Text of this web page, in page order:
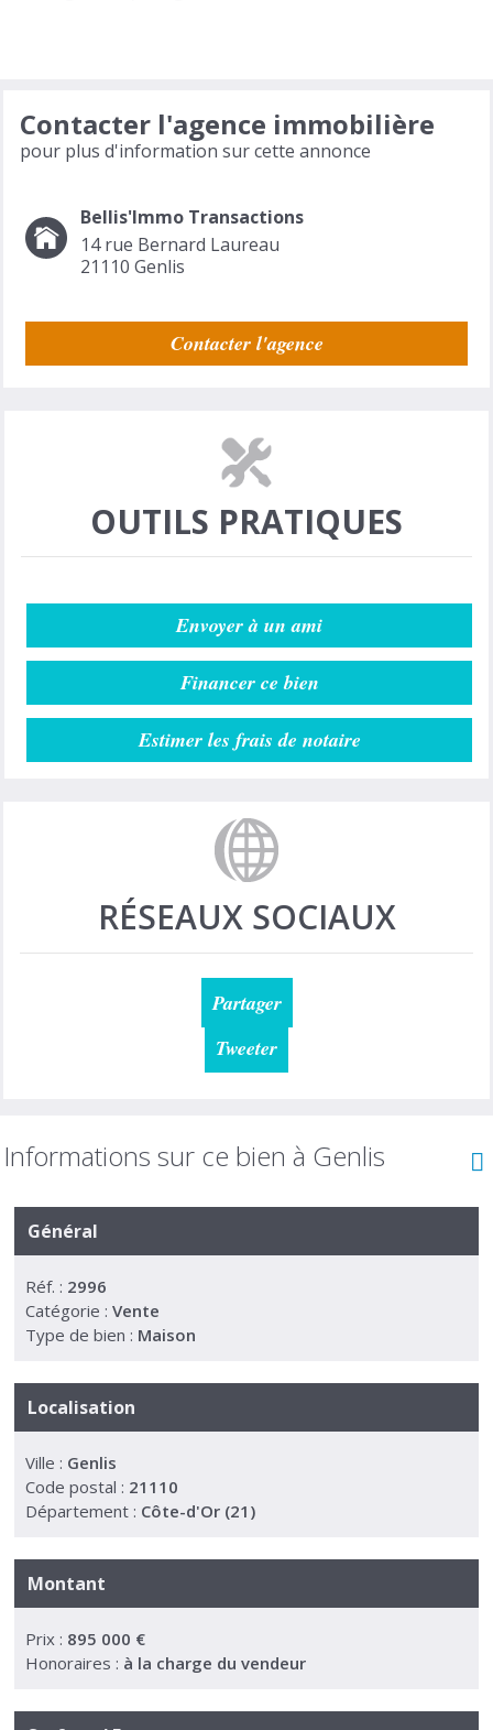
Contacter l'agence immobilière
pour plus d'information sur cette annonce
Bellis'Immo Transactions
14 rue Bernard Laureau
21110 Genlis
Contacter l'agence
OUTILS PRATIQUES
Envoyer à un ami
Financer ce bien
Estimer les frais de notaire
RÉSEAUX SOCIAUX
Partager
Tweeter
Informations sur ce bien à Genlis
Général
Réf. : 2996
Catégorie : Vente
Type de bien : Maison
Localisation
Ville : Genlis
Code postal : 21110
Département : Côte-d'Or (21)
Montant
Prix : 895 000 €
Honoraires : à la charge du vendeur